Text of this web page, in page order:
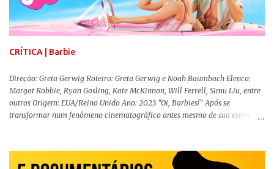
CRÍTICA | Barbie
Direção: Greta Gerwig Roteiro: Greta Gerwig e Noah Baumbach Elenco:
Margot Robbie, Ryan Gosling, Kate McKinnon, Will Ferrell, Simu Liu, entre
outros Origem: EUA/Reino Unido Ano: 2023 "Oi, Barbies!" Após se
transformar num fenômeno cinematográfico antes mesmo de sua estreia,
lançamento, posso afirmar que o longa, dirigido por Greta Gerwig (
Adoráveis Mulheres ) prometeu tudo e entregou mais ainda, se provando o